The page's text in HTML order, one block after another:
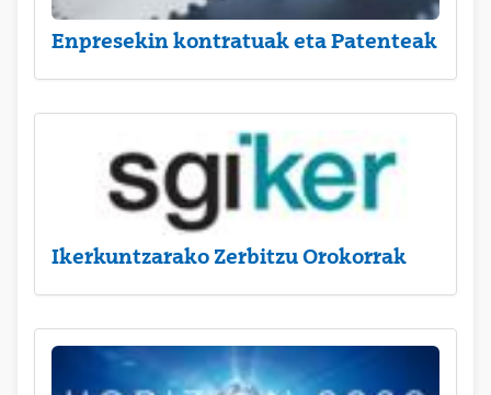
Enpresekin kontratuak eta Patenteak
Ikerkuntzarako Zerbitzu Orokorrak